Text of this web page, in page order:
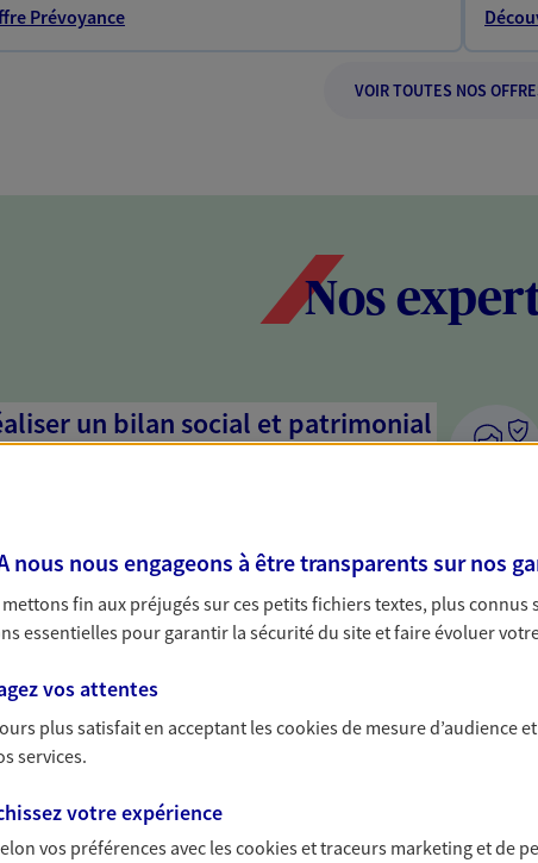
Prévoyance
VOIR TOUTES NOS
Nos
un bilan social et patrimonial
un bilan complet de votre situation. Une analyse
pour vous formuler des conseils cohérents avec vos
protéger et protéger vos proches
aux aléas de la vie
nos solutions de prévoyance, sécurisez vos ressources
vos proches en cas d'accident, d'invalidité,
nous nous engageons à être transparents sur nos
fin aux préjugés sur ces petits fichiers textes, plus connus
essentielles pour garantir la sécurité du site et faire évoluer
vos attentes
plus satisfait en acceptant lescookiesde mesure d’audience
services.
votre expérience
vos préférences avec lescookies et traceurs marketing et de